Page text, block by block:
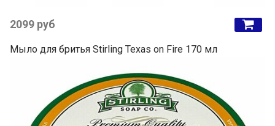
2099 руб
Мыло для бритья Stirling Texas on Fire 170 мл